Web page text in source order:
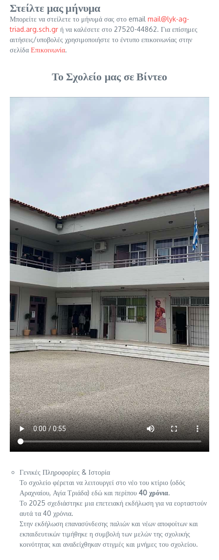
Στείλτε μας μήνυμα
Μπορείτε να στείλετε το μήνυμά σας στο email mail@lyk-ag-
triad.arg.sch.gr ή να καλέσετε στο 27520-44862. Για επίσημες
αιτήσεις/υποβολές χρησιμοποιήστε το έντυπο επικοινωνίας στην
σελίδα Επικοινωνία.
Το Σχολείο μας σε Βίντεο
Γενικές Πληροφορίες & Ιστορία
Το σχολείο φέρεται να λειτουργεί στο νέο του κτίριο (οδός
Αραχναίου, Αγία Τριάδα) εδώ και περίπου 40 χρόνια.
Το 2025 σχεδιάστηκε μια επετειακή εκδήλωση για να εορταστούν
αυτά τα 40 χρόνια.
Στην εκδήλωση επανασύνδεσης παλιών και νέων αποφοίτων και
εκπαιδευτικών τιμήθηκε η συμβολή των μελών της σχολικής
κοινότητας και αναδείχθηκαν στιγμές και μνήμες του σχολείου.